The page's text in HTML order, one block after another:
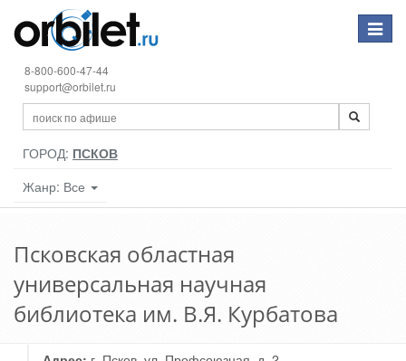
Toggle
8-800-600-47-44
support@orbilet.ru
ГОРОД: ПСКОВ
Жанр: Все
Псковская областная
универсальная научная
библиотека им. В.Я. Курбатова